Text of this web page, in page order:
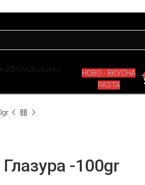
кафемашини
НОВО - ВКУСНА
PASTA
-100gr